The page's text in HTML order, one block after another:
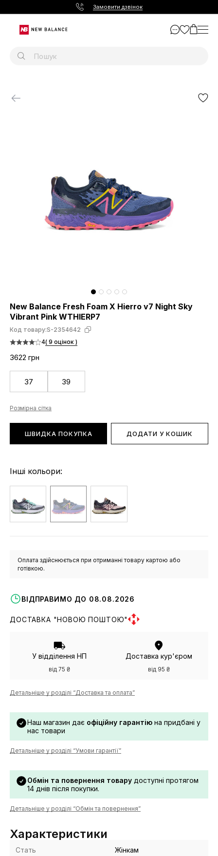
Замовити дзвінок
New Balance Fresh Foam X Hierro v7 Night Sky
Vibrant Pink WTHIERP7
Код товару:S-2354642
4( 9 оцінок )
3622 грн
37 39
Розмірна сітка
ШВИДКА ПОКУПКА ДОДАТИ У КОШИК
Інші кольори:
Оплата здійснюється при отриманні товару картою або
готівкою.
ВІДПРАВИМО ДО 08.08.2026
ДОСТАВКА "НОВОЮ ПОШТОЮ"
У відділення НП
від 75 ₴
Доставка кур'єром
від 95 ₴
Детальніше у розділі “Доставка та оплата”
Наш магазин дає офіційну гарантію на придбані у
нас товари
Детальніше у розділі “Умови гарантії”
Обмін та повернення товару доступні протягом
14 днів після покупки.
Детальніше у розділі “Обмін та повернення”
Характеристики
Стать Жінкам